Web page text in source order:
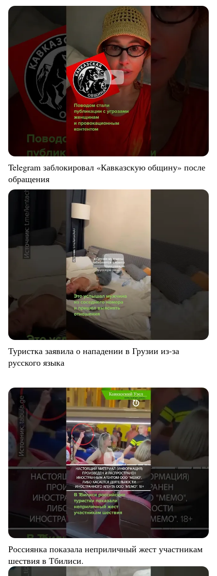
Telegram заблокировал «Кавказскую общину» после
обращения
Туристка заявила о нападении в Грузии из-за
русского языка
Россиянка показала неприличный жест участникам
шествия в Тбилиси.